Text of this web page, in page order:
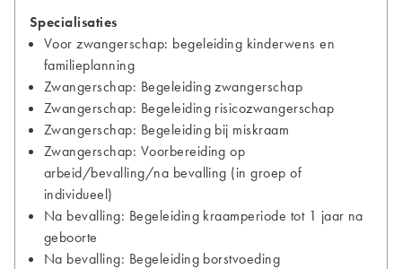
Specialisaties
Voor zwangerschap: begeleiding kinderwens en
familieplanning
Zwangerschap: Begeleiding zwangerschap
Zwangerschap: Begeleiding risicozwangerschap
Zwangerschap: Begeleiding bij miskraam
Zwangerschap: Voorbereiding op
arbeid/bevalling/na bevalling (in groep of
individueel)
Na bevalling: Begeleiding kraamperiode tot 1 jaar na
geboorte
Na bevalling: Begeleiding borstvoeding